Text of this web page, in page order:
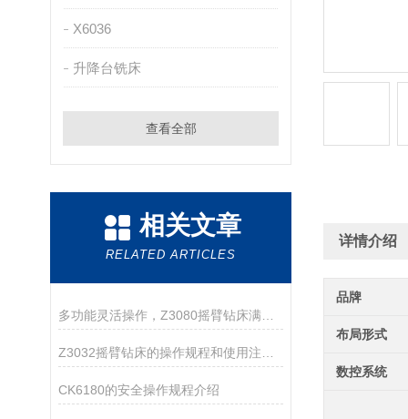
X6036
升降台铣床
查看全部
相关文章
RELATED ARTICLES
CK6180的安全操作规程介绍
详情介绍
品牌
布局形式
数控系统